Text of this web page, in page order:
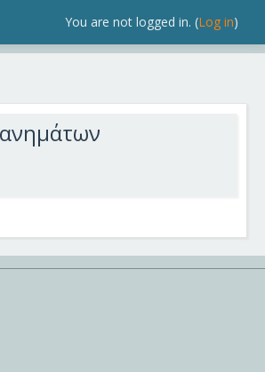
You are not logged in. (Log in)